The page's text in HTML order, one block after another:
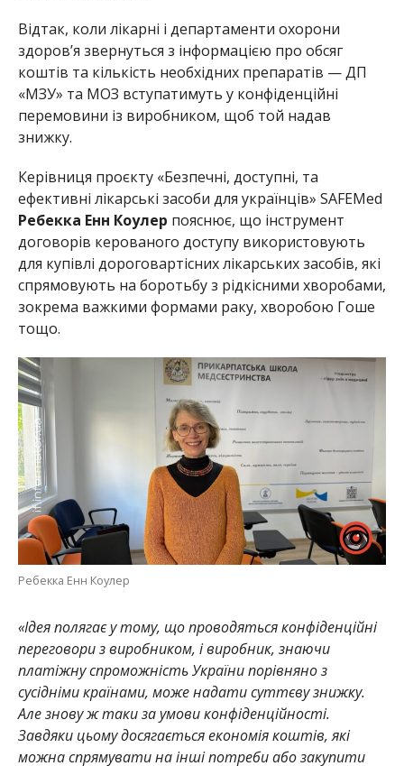
Відтак, коли лікарні і департаменти охорони
здоровʼя звернуться з інформацією про обсяг
коштів та кількість необхідних препаратів — ДП
«МЗУ» та МОЗ вступатимуть у конфіденційні
перемовини із виробником, щоб той надав
знижку.
Керівниця проєкту «Безпечні, доступні, та
ефективні лікарські засоби для українців» SAFEMed
Ребекка Енн Коулер пояснює, що інструмент
договорів керованого доступу використовують
для купівлі дороговартісних лікарських засобів, які
спрямовують на боротьбу з рідкісними хворобами,
зокрема важкими формами раку, хворобою Гоше
тощо.
Ребекка Енн Коулер
«Ідея полягає у тому, що проводяться конфіденційні
переговори з виробником, і виробник, знаючи
платіжну спроможність України порівняно з
сусідніми країнами, може надати суттєву знижку.
Але знову ж таки за умови конфіденційності.
Завдяки цьому досягається економія коштів, які
можна спрямувати на інші потреби або закупити